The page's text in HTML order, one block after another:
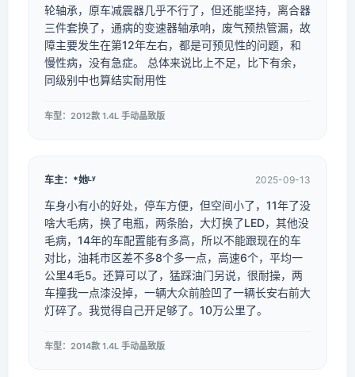
轮轴承，原车减震器几乎不行了，但还能坚持，离合器
三件套换了，通病的变速器轴承响，废气预热管漏，故
障主要发生在第12年左右，都是可预见性的问题，和
慢性病，没有急症。 总体来说比上不足，比下有余，
同级别中也算结实耐用性
车型：2012款 1.4L 手动晶致版
车主：*她ᴸʸ 2025-09-13
车身小有小的好处，停车方便，但空间小了，11年了没
啥大毛病，换了电瓶，两条胎，大灯换了LED，其他没
毛病，14年的车配置能有多高，所以不能跟现在的车
对比，油耗市区差不多8个多一点，高速6个，平均一
公里4毛5。还算可以了，猛踩油门另说，很耐操，两
车撞我一点漆没掉，一辆大众前脸凹了一辆长安右前大
灯碎了。我觉得自己开足够了。10万公里了。
车型：2014款 1.4L 手动晶致版